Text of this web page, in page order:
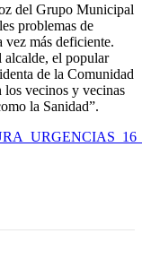
del Grupo Municipal
problemas de
vez más deficiente.
alcalde, el popular
de la Comunidad
los vecinos y vecinas
la Sanidad”.